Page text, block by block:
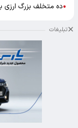
●ده متخلف بزرگ ارزی
تبلیغات